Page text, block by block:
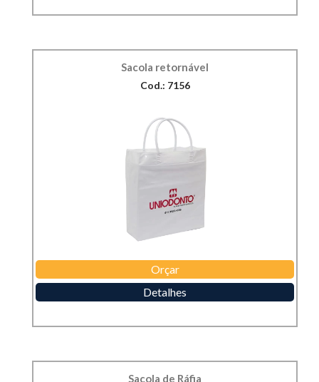
Sacola retornável
Cod.: 7156
Orçar
Detalhes
Sacola de Ráfia